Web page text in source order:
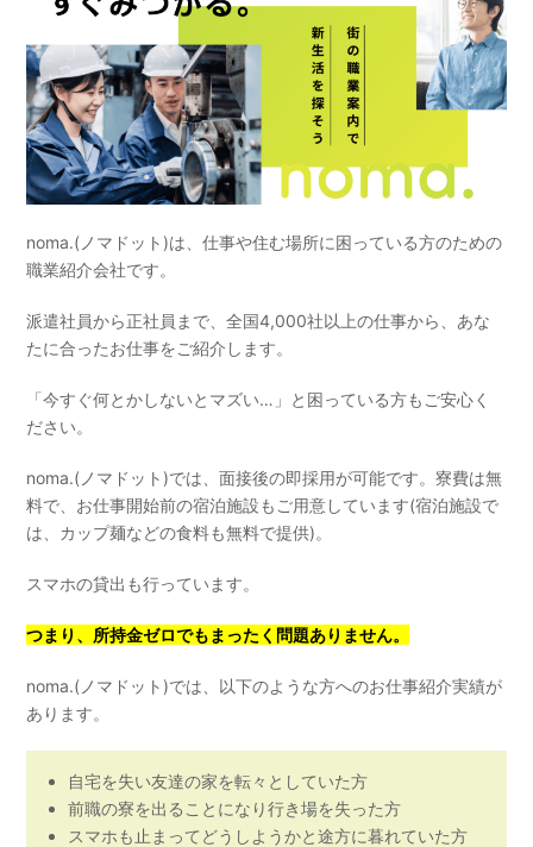
noma.(ノマドット)は、仕事や住む場所に困っている方のための
職業紹介会社です。
派遣社員から正社員まで、全国4,000社以上の仕事から、あな
たに合ったお仕事をご紹介します。
「今すぐ何とかしないとマズい…」と困っている方もご安心く
ださい。
noma.(ノマドット)では、面接後の即採用が可能です。寮費は無
料で、お仕事開始前の宿泊施設もご用意しています(宿泊施設で
は、カップ麺などの食料も無料で提供)。
スマホの貸出も行っています。
つまり、所持金ゼロでもまったく問題ありません。
noma.(ノマドット)では、以下のような方へのお仕事紹介実績が
あります。
自宅を失い友達の家を転々としていた方
前職の寮を出ることになり行き場を失った方
スマホも止まってどうしようかと途方に暮れていた方